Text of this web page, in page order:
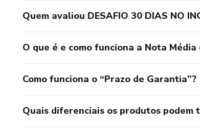
Quem avaliou DESAFIO 30 DIAS NO
O que é e como funciona a Nota
Como funciona o “Prazo de Garantia”?
Quais diferenciais os produtos podem